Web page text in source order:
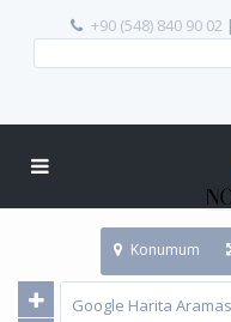
+90 (548) 840 90 02 |
Konumum